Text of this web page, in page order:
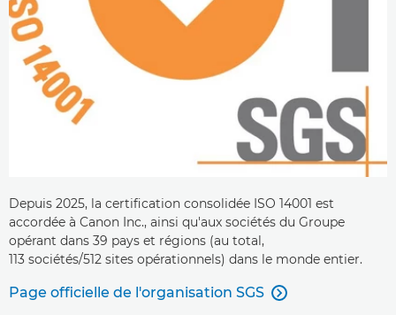
Depuis 2025, la certification consolidée ISO 14001 est
accordée à Canon Inc., ainsi qu'aux sociétés du Groupe
opérant dans 39 pays et régions (au total,
113 sociétés/512 sites opérationnels) dans le monde entier.
Page officielle de l'organisation SGS 